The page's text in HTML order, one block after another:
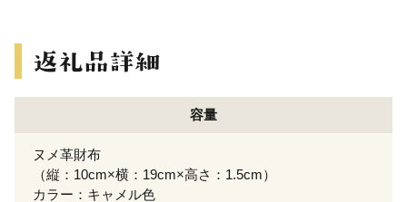
容量
ヌメ革財布
（縦：10cm×横：19cm×高さ：1.5cm）
カラー：キャメル色